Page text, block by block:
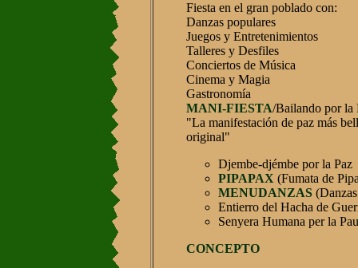
Fiesta en el gran poblado con:
Danzas populares
Juegos y Entretenimientos
Talleres y Desfiles
Conciertos de Música
Cinema y Magia
Gastronomía
MANI-FIESTA/Bailando por la
"La manifestación de paz más
original"
Djembe-djémbe por la Paz
PIPAPAX (Fumata de
MENUDANZAS(Danzas
Entierro del Hacha de
Senyera Humana per la Pau
CONCEPTO